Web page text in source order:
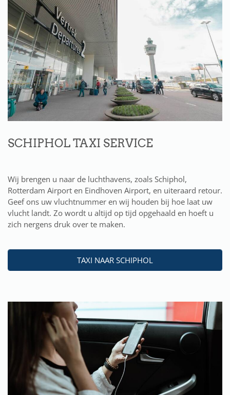
SCHIPHOL TAXI SERVICE
Wij brengen u naar de luchthavens, zoals Schiphol,
Rotterdam Airport en Eindhoven Airport, en uiteraard retour.
Geef ons uw vluchtnummer en wij houden bij hoe laat uw
vlucht landt. Zo wordt u altijd op tijd opgehaald en hoeft u
zich nergens druk over te maken.
TAXI NAAR SCHIPHOL